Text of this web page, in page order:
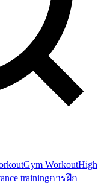
Gym WorkoutHigh
trainingการฝึก